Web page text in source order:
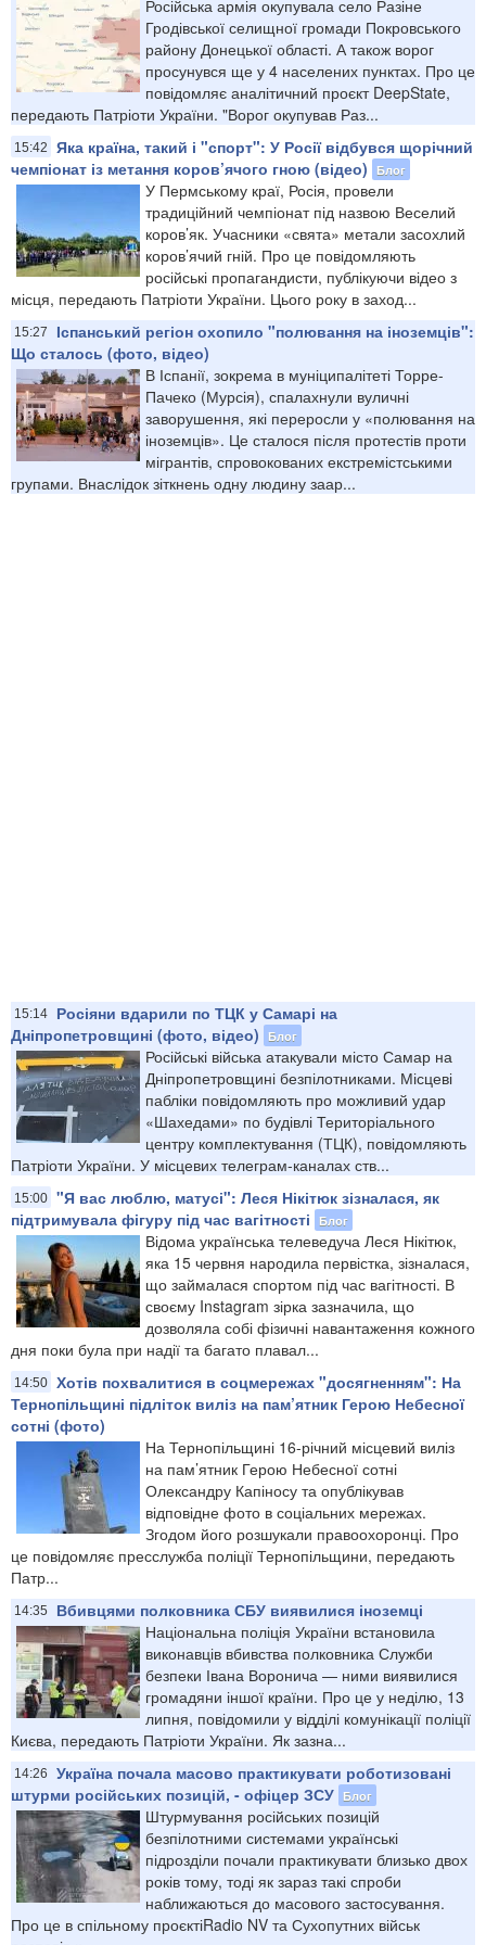
Російська армія окупувала село Разіне
Гродівської селищної громади Покровського
району Донецької області. А також ворог
просунувся ще у 4 населених пунктах. Про це
повідомляє аналітичний проєкт DeepState,
передають Патріоти України. "Ворог окупував Раз...
15:42
Яка країна, такий і "спорт": У Росії відбувся щорічний
чемпіонат із метання коров’ячого гною (відео)
Блог
У Пермському краї, Росія, провели
традиційний чемпіонат під назвою Веселий
коров’як. Учасники «свята» метали засохлий
коров’ячий гній. Про це повідомляють
російські пропагандисти, публікуючи відео з
місця, передають Патріоти України. Цього року в заход...
15:27
Іспанський регіон охопило "полювання на іноземців":
Що сталось (фото, відео)
В Іспанії, зокрема в муніципалітеті Торре-
Пачеко (Мурсія), спалахнули вуличні
заворушення, які переросли у «полювання на
іноземців». Це сталося після протестів проти
мігрантів, спровокованих екстремістськими
групами. Внаслідок зіткнень одну людину заар...
15:14
Росіяни вдарили по ТЦК у Самарі на
Дніпропетровщині (фото, відео)
Блог
Російські війська атакували місто Самар на
Дніпропетровщині безпілотниками. Місцеві
пабліки повідомляють про можливий удар
«Шахедами» по будівлі Територіального
центру комплектування (ТЦК), повідомляють
Патріоти України. У місцевих телеграм-каналах ств...
15:00 "Я вас люблю, матусі": Леся Нікітюк зізналася, як
підтримувала фігуру під час вагітності
Блог
Відома українська телеведуча Леся Нікітюк,
яка 15 червня народила первістка, зізналася,
що займалася спортом під час вагітності. В
своєму Instagram зірка зазначила, що
дозволяла собі фізичні навантаження кожного
дня поки була при надії та багато плавал...
14:50 Хотів похвалитися в соцмережах "досягненням": ​На
Тернопільщині підліток виліз на пам’ятник Герою Небесної
сотні (фото)
На Тернопільщині 16-річний місцевий виліз
на пам’ятник Герою Небесної сотні
Олександру Капіносу та опублікував
відповідне фото в соціальних мережах.
Згодом його розшукали правоохоронці. Про
це повідомляє пресслужба поліції Тернопільщини, передають
Патр...
14:35
Вбивцями полковника СБУ виявилися іноземці
Національна поліція України встановила
виконавців вбивства полковника Служби
безпеки Івана Воронича — ними виявилися
громадяни іншої країни. Про це у неділю, 13
липня, повідомили у відділі комунікації поліції
Києва, передають Патріоти України. Як зазна...
14:26
Україна почала масово практикувати роботизовані
штурми російських позицій, - офіцер ЗСУ Блог
Штурмування російських позицій
безпілотними системами українські
підрозділи почали практикувати близько двох
років тому, тоді як зараз такі спроби
наближаються до масового застосування.
Про це в спільному проєктіRadio NV та Сухопутних військ